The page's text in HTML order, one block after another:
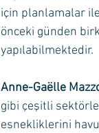
için planlamalar
önceki günden
yapılabilmektedir.
Anne-Gaëlle
gibi çeşitli
esnekliklerini